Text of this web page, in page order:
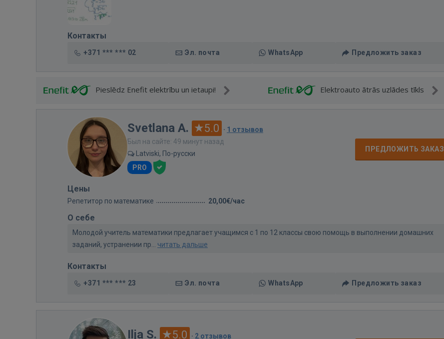
Контакты
+371 *** *** 02 Эл. почта WhatsApp Предложить заказ
Pieslēdz Enefit elektrību un ietaupi! Elektroauto ātrās uzlādes tīkls
Svetlana A. 5.0 · 1 отзывов
Был на сайте: 49 минут назад
Latviski, По-русски
PRO
ПРЕДЛОЖИТЬ ЗАКАЗ
Цены
Репетитор по математике 20,00€/час
О себе
Молодой учитель математики предлагает учащимся с 1 по 12 классы свою помощь в выполнении домашних
заданий, устранении пр... читать дальше
Контакты
+371 *** *** 23 Эл. почта WhatsApp Предложить заказ
Ilja S. 5.0 · 2 отзывов